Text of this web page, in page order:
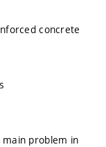
concrete
problem in